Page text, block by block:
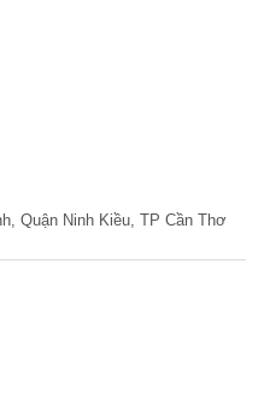
Quận Ninh Kiều, TP Cần Thơ